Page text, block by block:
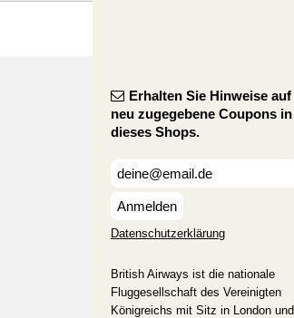
Erhalten Sie Hinweise auf
neu zugegebene Coupons in
dieses Shops.
Anmelden
Datenschutzerklärung
British Airways ist die nationale
Fluggesellschaft des Vereinigten
Königreichs mit Sitz in London und